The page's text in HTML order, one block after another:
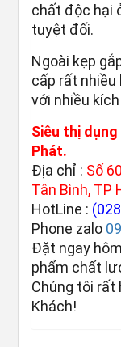
chất độc hại
tuyệt đối.
Ngoài kẹp
cấp rất
với nhiều
Siêu thị
Phát.
Địa chỉ : Số
Tân Bình, TP
HotLine :
Phone zalo
Đặt ngay
phẩm chất
Chúng tôi rất
Khách!